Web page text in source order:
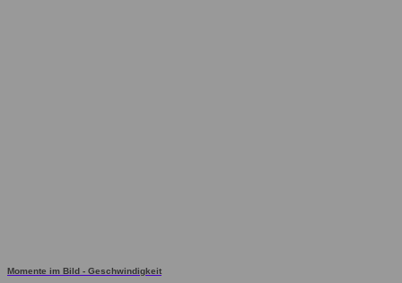
Momente im Bild - Geschwindigkeit